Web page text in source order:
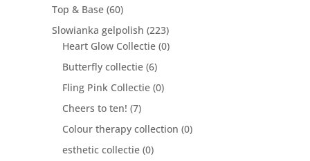
Top & Base (60)
Slowianka gelpolish (223)
Heart Glow Collectie (0)
Butterfly collectie (6)
Fling Pink Collectie (0)
Cheers to ten! (7)
Colour therapy collection (0)
esthetic collectie (0)